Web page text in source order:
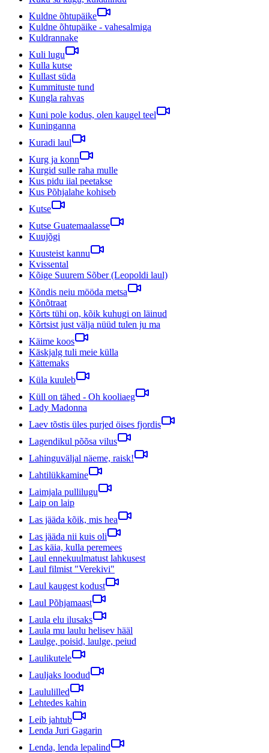
Kuldne õhtupäike
Kuldne õhtupäike - vahesalmiga
Kuldrannake
Kuli lugu
Kulla kutse
Kullast süda
Kummituste tund
Kungla rahvas
Kuni pole kodus, olen kaugel teel
Kuninganna
Kuradi laul
Kurg ja konn
Kurgid sulle raha mulle
Kus pidu iial peetakse
Kus Põhjalahe kohiseb
Kutse
Kutse Guatemaalasse
Kuujõgi
Kuusteist kannu
Kvissental
Kõige Suurem Sõber (Leopoldi laul)
Kõndis neiu mööda metsa
Kõnõtraat
Kõrts tühi on, kõik kuhugi on läinud
Kõrtsist just välja nüüd tulen ju ma
Käime koos
Käskjalg tuli meie külla
Kättemaks
Küla kuuleb
Küll on tähed - Oh kooliaeg
Lady Madonna
Laev tõstis üles purjed öises fjordis
Lagendikul põõsa vilus
Lahinguväljal näeme, raisk!
Lahtilükkamine
Laimjala pullilugu
Laip on laip
Las jääda kõik, mis hea
Las jääda nii kuis oli
Las käia, kulla peremees
Laul ennekuulmatust lahkusest
Laul filmist "Verekivi"
Laul kaugest kodust
Laul Põhjamaast
Laula elu ilusaks
Laula mu laulu helisev hääl
Laulge, poisid, laulge, peiud
Laulikutele
Lauljaks loodud
Laululilled
Lehtedes kahin
Leib jahtub
Lenda Juri Gagarin
Lenda, lenda lepalind